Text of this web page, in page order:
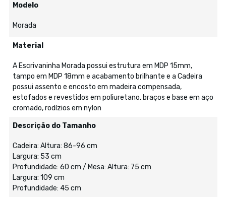
Modelo
Morada
Material
A Escrivaninha Morada possui estrutura em MDP 15mm,
tampo em MDP 18mm e acabamento brilhante e a Cadeira
possui assento e encosto em madeira compensada,
estofados e revestidos em poliuretano, braços e base em aço
cromado, rodízios em nylon
Descrição do Tamanho
Cadeira: Altura: 86-96 cm
Largura: 53 cm
Profundidade: 60 cm / Mesa: Altura: 75 cm
Largura: 109 cm
Profundidade: 45 cm